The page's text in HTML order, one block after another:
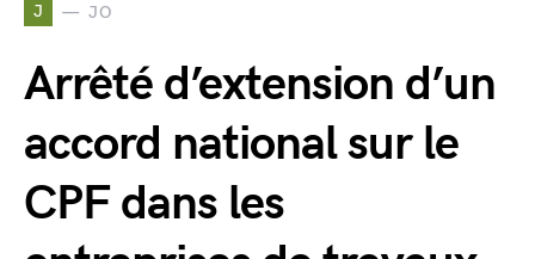
J JO
Arrêté d’extension d’un
accord national sur le
CPF dans les